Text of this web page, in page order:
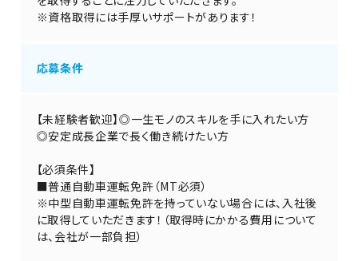
※資格取得には手厚いサポートがあります！
応募条件
【未経験者歓迎】◎一生モノのスキルを手に入れたい方
◎安定成長企業で長く働き続けたい方
【必須条件】
■普通自動車運転免許（MT必須）
※中型自動車運転免許を持っていない場合には、入社後
に取得していただきます！（取得時にかかる費用について
は、会社が一部負担）